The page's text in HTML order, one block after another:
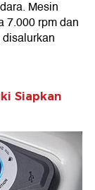
Mesin
7.000 rpm dan
Siapkan